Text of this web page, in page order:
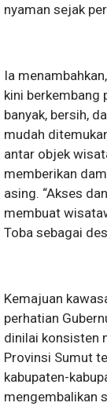
nyaman sejak
Ia
kini berkembang
banyak, bersih,
mudah
antar objek
memberikan
asing. “Akses
membuat
Toba sebagai
Kemajuan
perhatian
dinilai konsisten
Provinsi Sumut
kabupaten-
mengembalikan